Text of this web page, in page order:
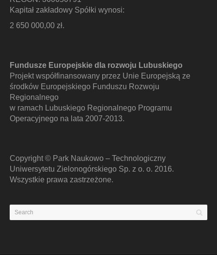
Kapitał zakładowy Spółki wynosi:
2 650 000,00 zł.
Fundusze Europejskie dla rozwoju Lubuskiego
Projekt współfinansowany przez Unie Europejską ze
środków Europejskiego Funduszu Rozwoju
Regionalnego
w ramach Lubuskiego Regionalnego Programu
Operacyjnego na lata 2007-2013.
Copyright © Park Naukowo – Technologiczny
Uniwersytetu Zielonogórskiego Sp. z o. o. 2016.
Wszystkie prawa zastrzeżone.